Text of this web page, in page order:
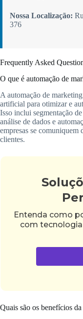
Nossa Localização:
376
Frequently Asked
O que é automação de
A automação de
artificial para otimizar e
Isso inclui segmentação
análise de dados e
empresas se comuniquem
clientes.
Entenda como
com
Quais são os benefícios